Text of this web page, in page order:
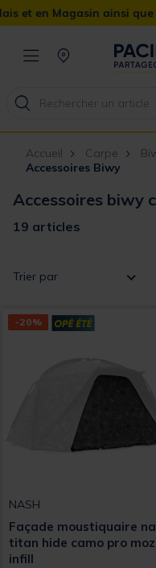
ainsi que la
Accueil Carpe
Accessoires Biwy
Accessoires biwy
19 articles
Trier par
-20%
NASH
Façade moustiquaire
titan hide camo pro
infill